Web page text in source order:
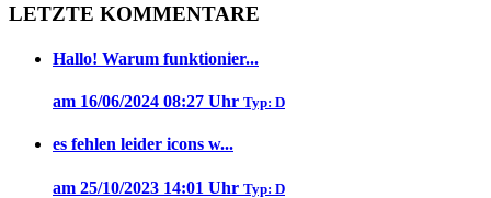
LETZTE KOMMENTARE
Hallo! Warum funktionier...
am 16/06/2024 08:27 Uhr Typ: D
es fehlen leider icons w...
am 25/10/2023 14:01 Uhr Typ: D